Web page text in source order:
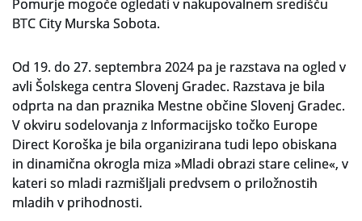
Slovenski elektronski arhiv
Anonimka
Virtualni.ZAC
Publikacije
Pomurje mogoče ogledati v nakupovalnem središču
BTC City Murska Sobota.
Od 19. do 27. septembra 2024 pa je razstava na ogled v
avli Šolskega centra Slovenj Gradec. Razstava je bila
odprta na dan praznika Mestne občine Slovenj Gradec.
V okviru sodelovanja z Informacijsko točko Europe
Direct Koroška je bila organizirana tudi lepo obiskana
in dinamična okrogla miza »Mladi obrazi stare celine«, v
kateri so mladi razmišljali predvsem o priložnostih
mladih v prihodnosti.